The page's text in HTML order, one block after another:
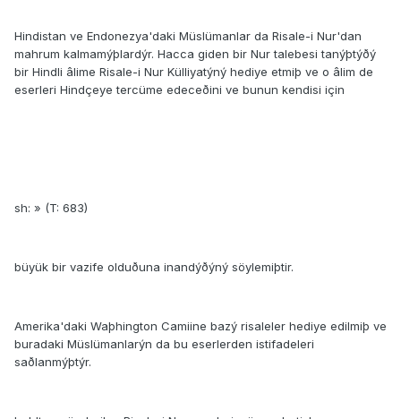
Hindistan ve Endonezya'daki Müslümanlar da Risale-i Nur'dan
mahrum kalmamýþlardýr. Hacca giden bir Nur talebesi tanýþtýðý
bir Hindli âlime Risale-i Nur Külliyatýný hediye etmiþ ve o âlim de
eserleri Hindçeye tercüme edeceðini ve bunun kendisi için
sh: » (T: 683)
büyük bir vazife olduðuna inandýðýný söylemiþtir.
Amerika'daki Waþhington Camiine bazý risaleler hediye edilmiþ ve
buradaki Müslümanlarýn da bu eserlerden istifadeleri
saðlanmýþtýr.